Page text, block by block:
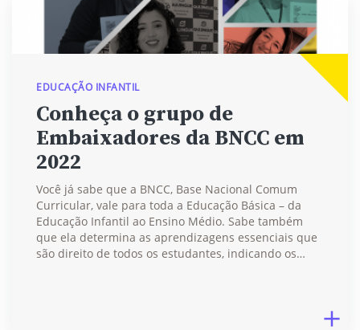
EDUCAÇÃO INFANTIL
Conheça o grupo de
Embaixadores da BNCC em
2022
Você já sabe que a BNCC, Base Nacional Comum
Curricular, vale para toda a Educação Básica – da
Educação Infantil ao Ensino Médio. Sabe também
que ela determina as aprendizagens essenciais que
são direito de todos os estudantes, indicando os…